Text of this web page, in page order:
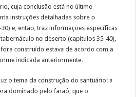
cuja conclusão está no último
instruções detalhadas sobre o
e, então, traz informações específicas
no deserto (capítulos 35-40),
construído estava de acordo com a
indicada anteriormente.
o tema da construção do santuário: a
dominado pelo faraó, que o